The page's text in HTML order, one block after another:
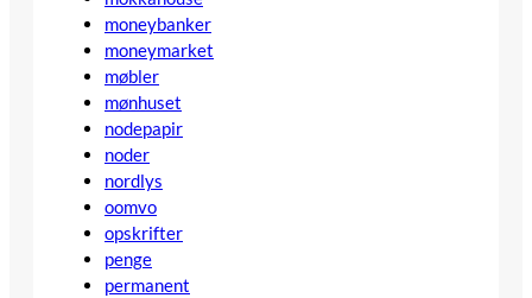
moneybanker
moneymarket
møbler
mønhuset
nodepapir
noder
nordlys
oomvo
opskrifter
penge
permanent